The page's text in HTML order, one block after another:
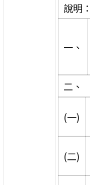
說明：
一、
二、
(一)
(二)